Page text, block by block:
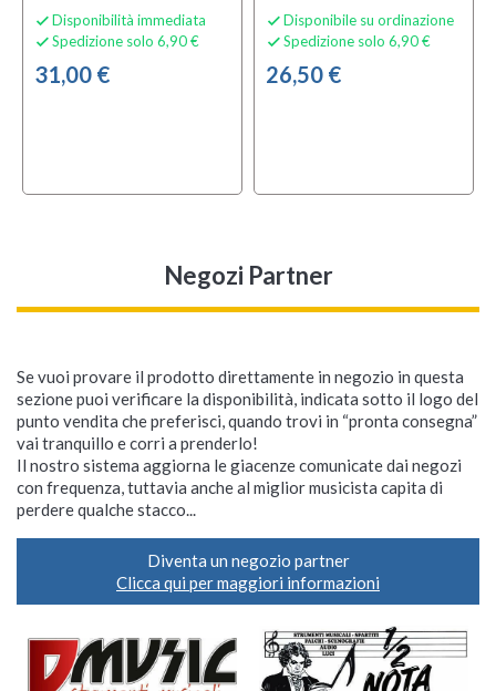
 Disponibilità immediata
 Spedizione solo 6,90 €
31,00 €
 Disponibile su ordinazione
 Spedizione solo 6,90 €
26,50 €
Negozi Partner
Se vuoi provare il prodotto direttamente in negozio in questa
sezione puoi verificare la disponibilità, indicata sotto il logo del
punto vendita che preferisci, quando trovi in “pronta consegna”
vai tranquillo e corri a prenderlo!
Il nostro sistema aggiorna le giacenze comunicate dai negozi
con frequenza, tuttavia anche al miglior musicista capita di
perdere qualche stacco...
Diventa un negozio partner
Clicca qui per maggiori informazioni